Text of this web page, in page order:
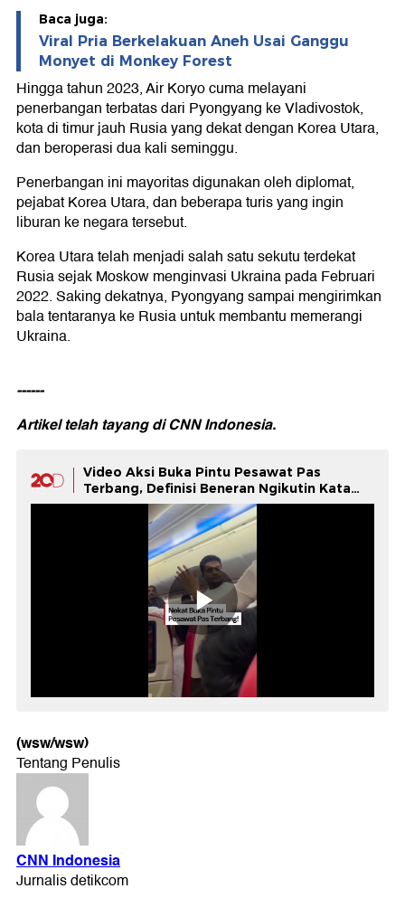
Baca juga:
Viral Pria Berkelakuan Aneh Usai Ganggu
Monyet di Monkey Forest
Hingga tahun 2023, Air Koryo cuma melayani
penerbangan terbatas dari Pyongyang ke Vladivostok,
kota di timur jauh Rusia yang dekat dengan Korea Utara,
dan beroperasi dua kali seminggu.
Penerbangan ini mayoritas digunakan oleh diplomat,
pejabat Korea Utara, dan beberapa turis yang ingin
liburan ke negara tersebut.
Korea Utara telah menjadi salah satu sekutu terdekat
Rusia sejak Moskow menginvasi Ukraina pada Februari
2022. Saking dekatnya, Pyongyang sampai mengirimkan
bala tentaranya ke Rusia untuk membantu memerangi
Ukraina.
------
Artikel telah tayang diCNN Indonesia.
Video Aksi Buka Pintu Pesawat Pas
Terbang, Definisi Beneran Ngikutin Kata
Otak!
(wsw/wsw)